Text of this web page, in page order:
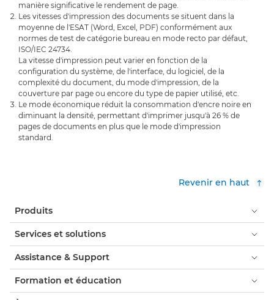
manière significative le rendement de page.
Les vitesses d'impression des documents se situent dans la
moyenne de l'ESAT (Word, Excel, PDF) conformément aux
normes de test de catégorie bureau en mode recto par défaut,
ISO/IEC 24734.
La vitesse d'impression peut varier en fonction de la
configuration du système, de l'interface, du logiciel, de la
complexité du document, du mode d'impression, de la
couverture par page ou encore du type de papier utilisé, etc.
Le mode économique réduit la consommation d'encre noire en
diminuant la densité, permettant d'imprimer jusqu'à 26 % de
pages de documents en plus que le mode d'impression
standard.
Revenir en haut
Produits
Services et solutions
Assistance & Support
Formation et éducation